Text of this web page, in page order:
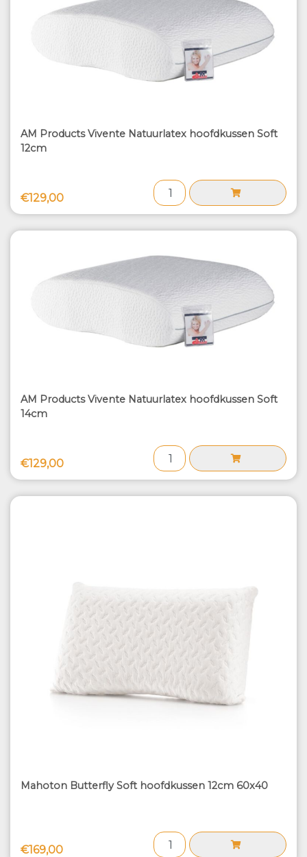
AM Products Vivente Natuurlatex hoofdkussen Soft
12cm
€129,00
AM Products Vivente Natuurlatex hoofdkussen Soft
14cm
€129,00
Mahoton Butterfly Soft hoofdkussen 12cm 60x40
€169,00